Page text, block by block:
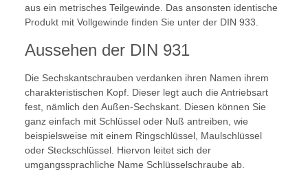
aus ein metrisches Teilgewinde. Das ansonsten identische
Produkt mit Vollgewinde finden Sie unter der DIN 933.
Aussehen der DIN 931
Die Sechskantschrauben verdanken ihren Namen ihrem
charakteristischen Kopf. Dieser legt auch die Antriebsart
fest, nämlich den Außen-Sechskant. Diesen können Sie
ganz einfach mit Schlüssel oder Nuß antreiben, wie
beispielsweise mit einem Ringschlüssel, Maulschlüssel
oder Steckschlüssel. Hiervon leitet sich der
umgangssprachliche Name Schlüsselschraube ab.